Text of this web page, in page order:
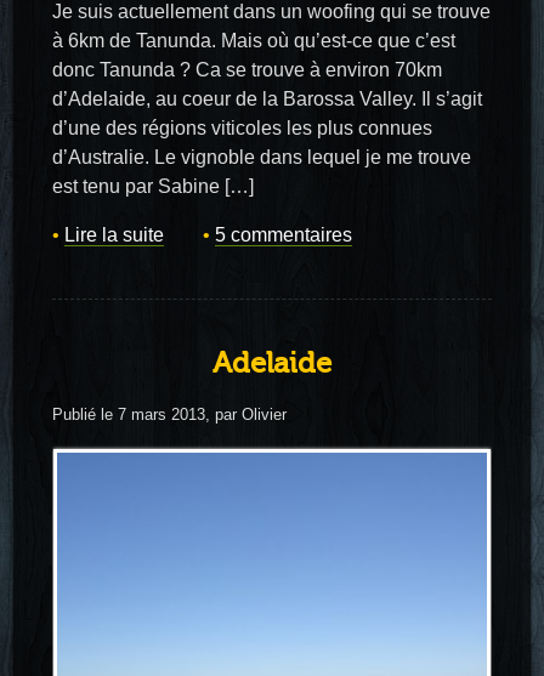
Je suis actuellement dans un woofing qui se trouve
à 6km de Tanunda. Mais où qu’est-ce que c’est
donc Tanunda ? Ca se trouve à environ 70km
d’Adelaide, au coeur de la Barossa Valley. Il s’agit
d’une des régions viticoles les plus connues
d’Australie. Le vignoble dans lequel je me trouve
est tenu par Sabine […]
Lire la suite 5 commentaires
Adelaide
Publié le 7 mars 2013, par Olivier